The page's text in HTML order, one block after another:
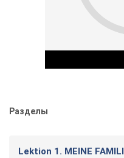
Разделы
Lektion 1. MEINE